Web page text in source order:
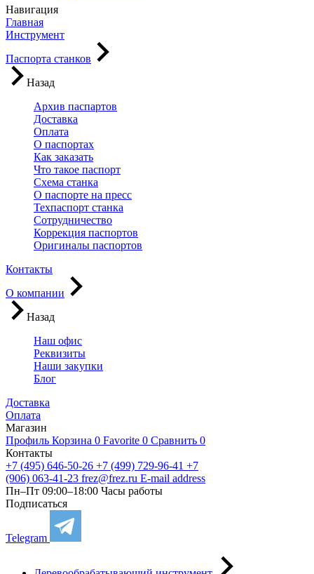
Навигация
Главная
Инструмент
Паспорта станков
Назад
Архив паспартов
Доставка
Оплата
О паспортах
Как заказать
Что такое паспорт
Схема станка
О паспорте на пресс
Техпаспорт станка
Сотрудничество
Коррекция паспортов
Оригиналы паспортов
Контакты
О компании
Назад
Наш офис
Реквизиты
Наши закупки
Блог
Доставка
Оплата
Магазин
Профиль Корзина 0 Favorite 0 Сравнить 0
Контакты
+7 (495) 646-50-26 +7 (499) 729-96-41 +7
(906) 063-41-23 frez@frez.ru E-mail address
Пн–Пт 09:00–18:00 Часы работы
Подписаться
Telegram